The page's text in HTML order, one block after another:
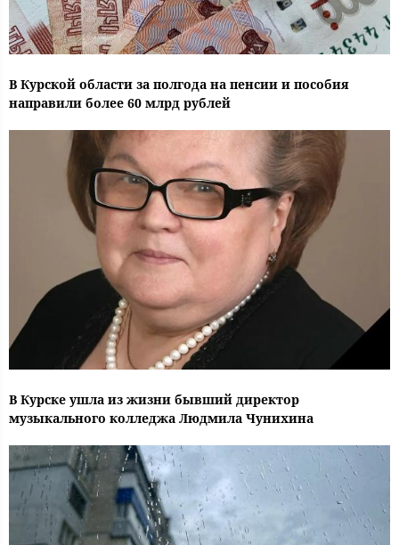
В Курской области за полгода на пенсии и пособия
направили более 60 млрд рублей
В Курске ушла из жизни бывший директор
музыкального колледжа Людмила Чунихина